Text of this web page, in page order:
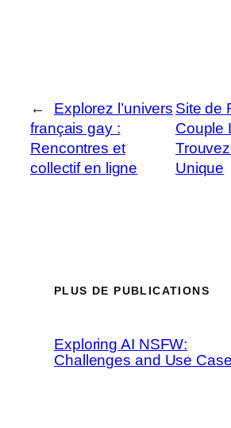
←
Explorez l’univers
français gay :
Rencontres et
collectif en ligne
Site de
Couple
Unique
PLUS DE PUBLICATIONS
Exploring AI NSFW:
Challenges and Use